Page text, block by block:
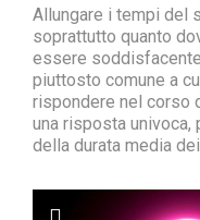
Allungare i tempi del
soprattutto quanto
essere
piuttosto comune a
rispondere nel corso
una risposta univoca,
della durata media